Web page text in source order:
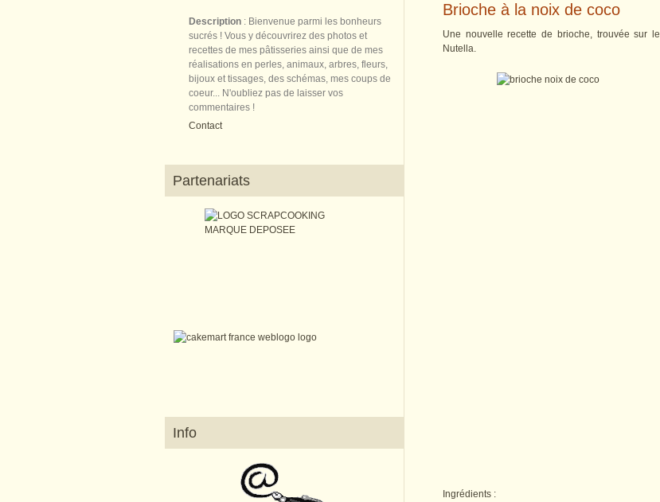
Description : Bienvenue parmi les bonheurs
sucrés ! Vous y découvrirez des photos et
recettes de mes pâtisseries ainsi que de mes
réalisations en perles, animaux, arbres, fleurs,
bijoux et tissages, des schémas, mes coups de
coeur... N'oubliez pas de laisser vos
commentaires !
Contact
Partenariats
Info
Brioche à la noix de coco
Une nouvelle recette de brioche, trouvée sur le
Nutella.
Ingrédients :